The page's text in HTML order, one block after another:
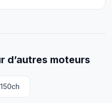
d’autres moteurs